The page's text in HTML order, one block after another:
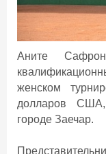
Аните
женском
долларов
городе Заечар.